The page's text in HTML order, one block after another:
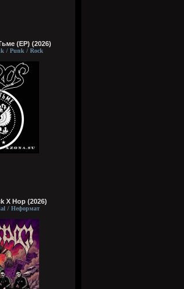
(EP) (2026)
/ Punk / Rock
X Hop (2026)
/ Неформат